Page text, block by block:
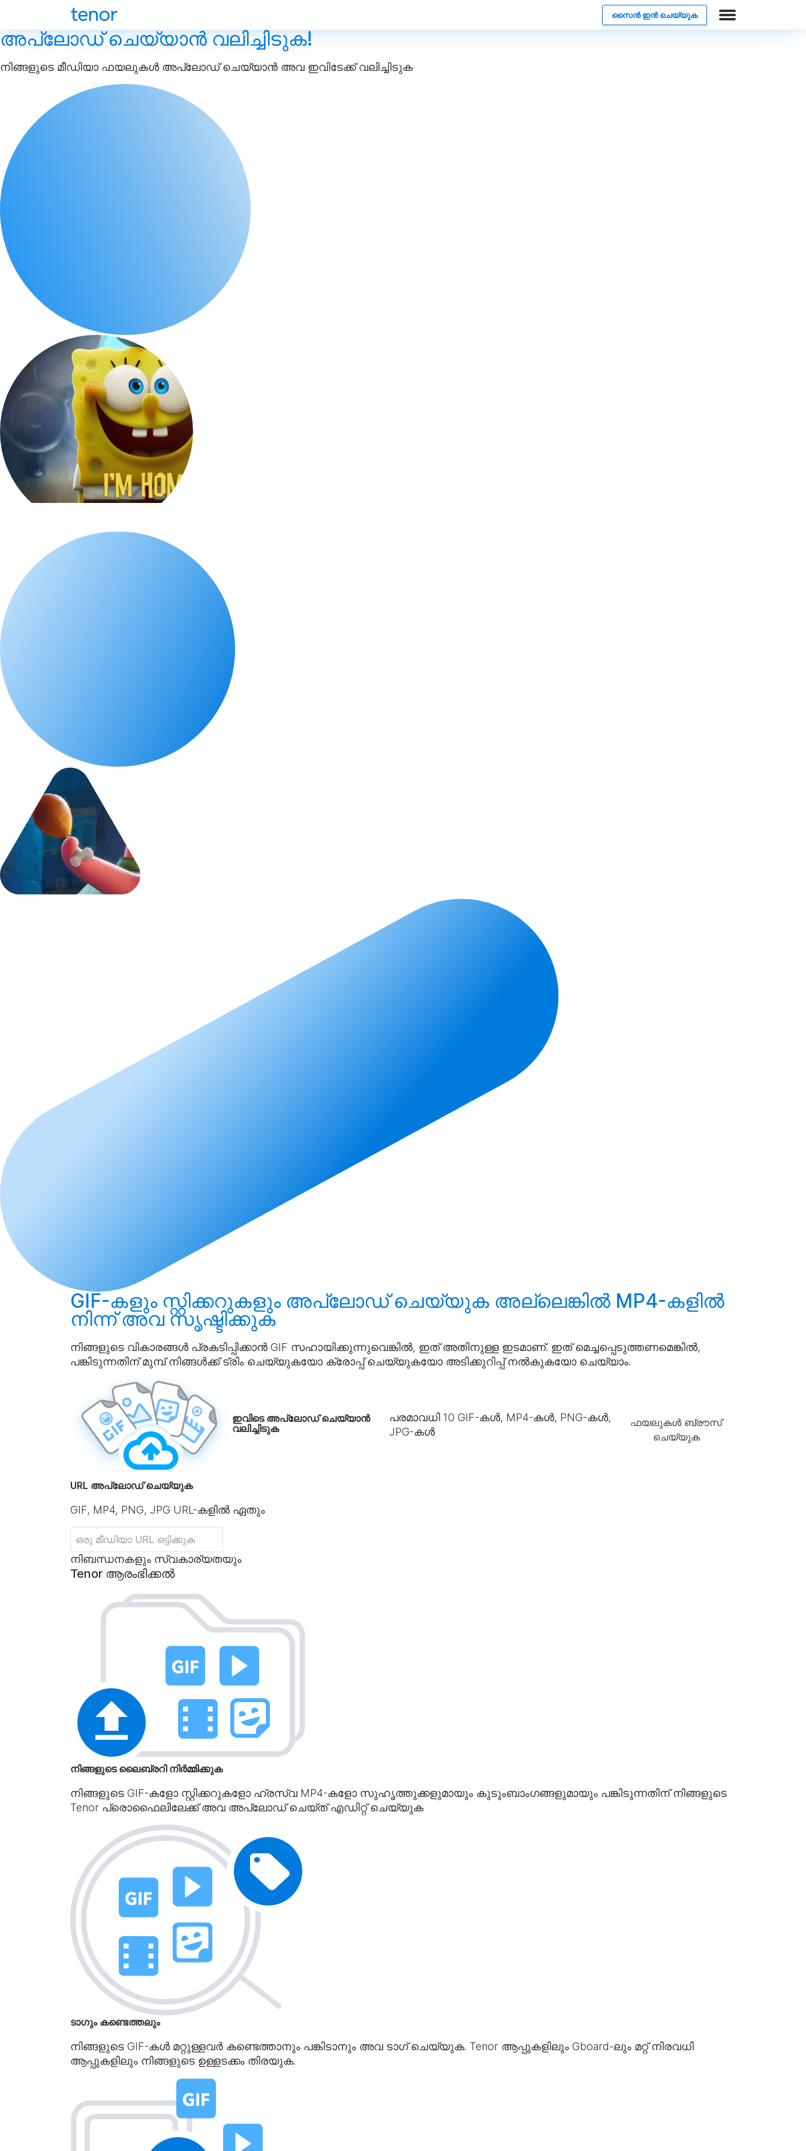
സൈൻ ഇൻ ചെയ്യുക
അപ്‌ലോഡ് ചെയ്യാൻ വലിച്ചിടുക!
നിങ്ങളുടെ മീഡിയാ ഫയലുകൾ അപ്‌ലോഡ് ചെയ്യാൻ അവ ഇവിടേക്ക് വലിച്ചിടുക
GIF-കളും സ്റ്റിക്കറുകളും അപ്‌ലോഡ് ചെയ്യുക അല്ലെങ്കിൽ MP4-കളിൽ
നിന്ന് അവ സൃഷ്ടിക്കുക
നിങ്ങളുടെ വികാരങ്ങൾ പ്രകടിപ്പിക്കാൻ GIF സഹായിക്കുന്നുവെങ്കിൽ, ഇത് അതിനുള്ള ഇടമാണ്. ഇത് മെച്ചപ്പെടുത്തണമെങ്കിൽ,
പങ്കിടുന്നതിന് മുമ്പ് നിങ്ങൾക്ക് ട്രിം ചെയ്യുകയോ ക്രോപ്പ് ചെയ്യുകയോ അടിക്കുറിപ്പ് നൽകുകയോ ചെയ്യാം.
ഇവിടെ അപ്‌ലോഡ് ചെയ്യാൻ
വലിച്ചിടുക
പരമാവധി10 GIF-കൾ, MP4-കൾ, PNG-കൾ,
JPG-കൾ
ഫയലുകൾ ബ്രൗസ്
ചെയ്യുക
URL അപ്‌ലോഡ് ചെയ്യുക
GIF, MP4, PNG, JPG URL-കളിൽ ഏതും
നിബന്ധനകളും സ്വകാര്യതയും
Tenor ആരംഭിക്കൽ
നിങ്ങളുടെ ലൈബ്രറി നിർമ്മിക്കുക
നിങ്ങളുടെ GIF-കളോ സ്റ്റിക്കറുകളോ ഹ്രസ്വ MP4-കളോ സുഹൃത്തുക്കളുമായും കുടുംബാംഗങ്ങളുമായും പങ്കിടുന്നതിന് നിങ്ങളുടെ
Tenor പ്രൊഫൈലിലേക്ക് അവ അപ്‌ലോഡ് ചെയ്‌ത് എഡിറ്റ് ചെയ്യുക
ടാഗും കണ്ടെത്തലും
നിങ്ങളുടെ GIF-കൾ മറ്റുള്ളവർ കണ്ടെത്താനും പങ്കിടാനും അവ ടാഗ് ചെയ്യുക. Tenor ആപ്പുകളിലും Gboard-ലും മറ്റ് നിരവധി
ആപ്പുകളിലും നിങ്ങളുടെ ഉള്ളടക്കം തിരയുക.